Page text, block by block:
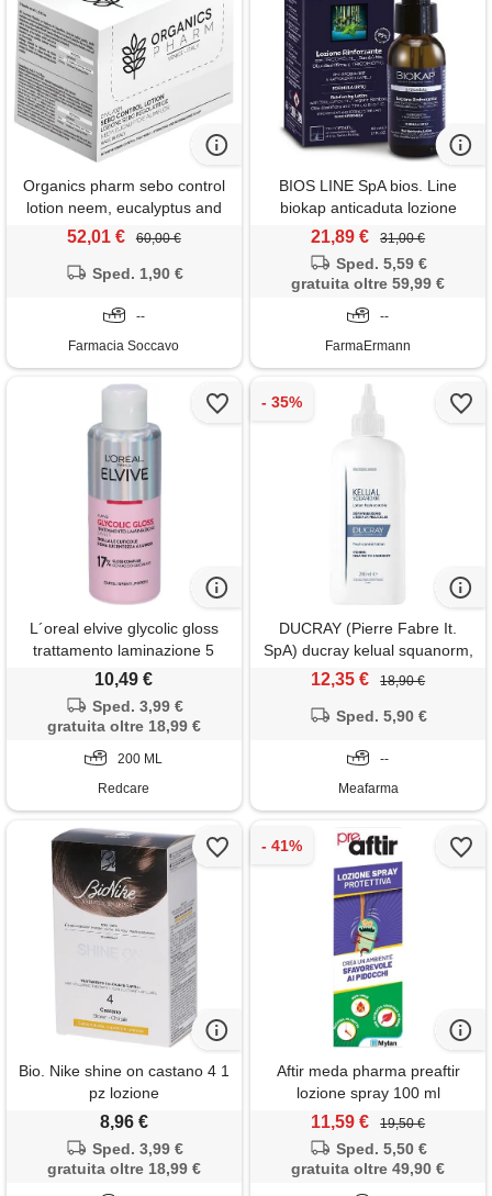
Organics pharm sebo control
lotion neem, eucalyptus and
alpaflor 12 fiale da 6 ml
52,01 € 60,00 €
Sped. 1,90 €
--
Farmacia Soccavo
BIOS LINE SpA bios. Line
biokap anticaduta lozione
rinforzante capelli tricobiotic
21,89 € 31,00 €
Sped. 5,59 €
gratuita oltre 59,99 €
--
FarmaErmann
L´oreal elvive glycolic gloss
trattamento laminazione 5
minuti per capelli spenti 200
ml lozione capelli
10,49 €
Sped. 3,99 €
gratuita oltre 18,99 €
200 ML
Redcare
DUCRAY (Pierre Fabre It.
SpA) ducray kelual squanorm,
200 ml
12,35 € 18,90 €
Sped. 5,90 €
--
Meafarma
Bio. Nike shine on castano 4 1
pz lozione
8,96 €
Sped. 3,99 €
gratuita oltre 18,99 €
Aftir meda pharma preaftir
lozione spray 100 ml
11,59 € 19,50 €
Sped. 5,50 €
gratuita oltre 49,90 €